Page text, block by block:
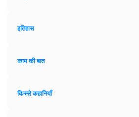
इतिहास
काम की बात
किस्से कहानियाँ